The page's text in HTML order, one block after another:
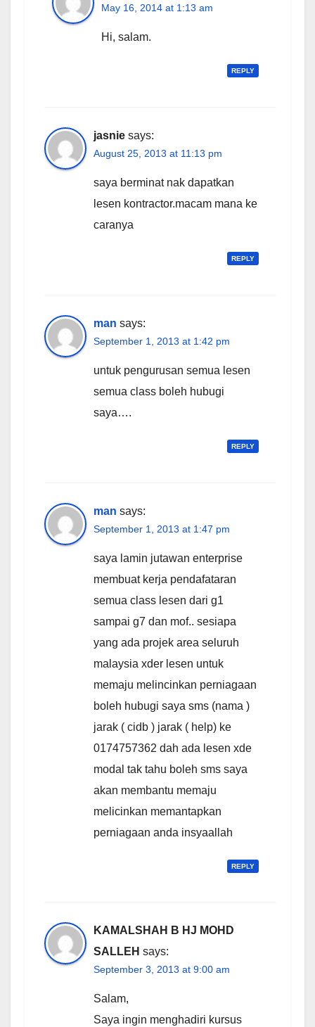
May 16, 2014 at 1:13 am
Hi, salam.
REPLY
jasnie says:
August 25, 2013 at 11:13 pm
saya berminat nak dapatkan
lesen kontractor.macam mana ke
caranya
REPLY
man says:
September 1, 2013 at 1:42 pm
untuk pengurusan semua lesen
semua class boleh hubugi
saya….
REPLY
man says:
September 1, 2013 at 1:47 pm
saya lamin jutawan enterprise
membuat kerja pendafataran
semua class lesen dari g1
sampai g7 dan mof.. sesiapa
yang ada projek area seluruh
malaysia xder lesen untuk
memaju melincinkan perniagaan
boleh hubugi saya sms (nama )
jarak ( cidb ) jarak ( help) ke
0174757362 dah ada lesen xde
modal tak tahu boleh sms saya
akan membantu memaju
melicinkan memantapkan
perniagaan anda insyaallah
REPLY
KAMALSHAH B HJ MOHD
SALLEH says:
September 3, 2013 at 9:00 am
Salam,
Saya ingin menghadiri kursus